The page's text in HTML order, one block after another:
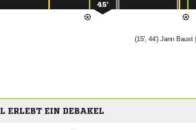
45’
(15', 44') 
ERLEBT EIN DEBAKEL